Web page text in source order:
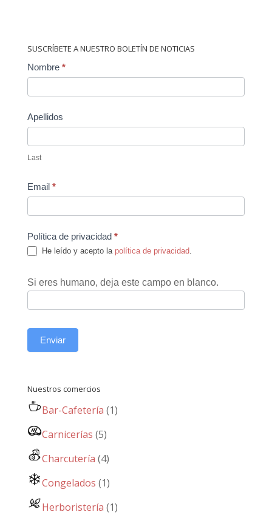
SUSCRÍBETE A NUESTRO BOLETÍN DE NOTICIAS
Contact
Nombre *
Apellidos
Last
Email *
Política de privacidad *
He leído y acepto la política de privacidad.
Si eres humano, deja este campo en blanco.
Enviar
Nuestros comercios
Bar-Cafetería (1)
Carnicerías (5)
Charcutería (4)
Congelados (1)
Herboristería (1)